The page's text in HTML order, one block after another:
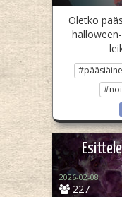
Oletko
227
2026-02-08